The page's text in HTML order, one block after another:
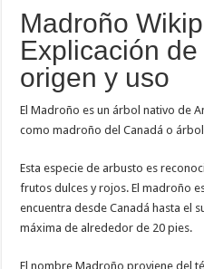
Madroño
Explicación
origen y uso
El Madroño es un árbol nativo de
como madroño del Canadá o
Esta especie de arbusto es
frutos dulces y rojos. El madroño
encuentra desde Canadá hasta el
máxima de alrededor de 20 pies.
El nombre Madroño proviene del